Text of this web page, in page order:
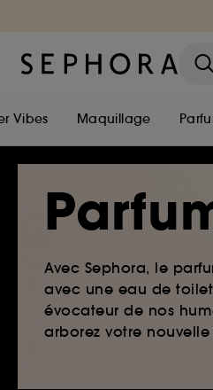
Vibes Maquillage
Avec Sephora, le
avec une eau de
évocateur de nos
arborez votre